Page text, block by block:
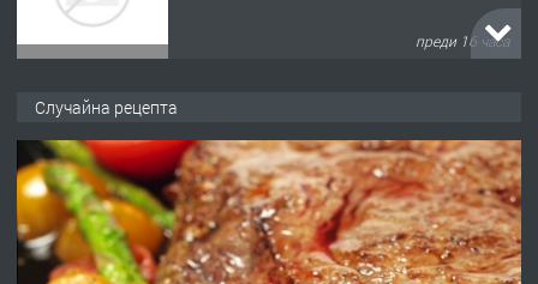
преди 16 часа
преди 16 часа
ПРЕДЛАГА Под НАЕМ двустаен Орфей
Случайна рецепта